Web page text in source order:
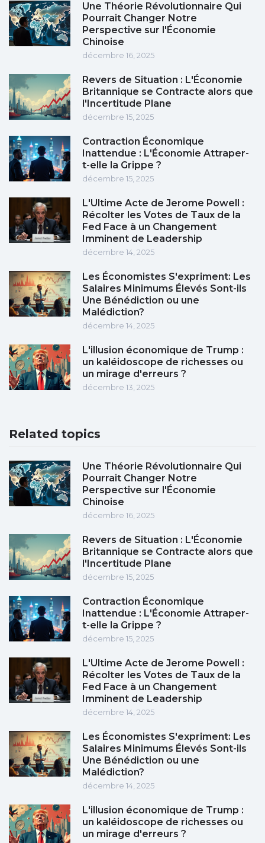
Une Théorie Révolutionnaire Qui
Pourrait Changer Notre
Perspective sur l'Économie
Chinoise
décembre 16, 2025
Revers de Situation : L'Économie
Britannique se Contracte alors que
l'Incertitude Plane
décembre 15, 2025
Contraction Économique
Inattendue : L'Économie Attraper-
t-elle la Grippe ?
décembre 15, 2025
L'Ultime Acte de Jerome Powell :
Récolter les Votes de Taux de la
Fed Face à un Changement
Imminent de Leadership
décembre 14, 2025
Les Économistes S'expriment: Les
Salaires Minimums Élevés Sont-ils
Une Bénédiction ou une
Malédiction?
décembre 14, 2025
L'illusion économique de Trump :
un kaléidoscope de richesses ou
un mirage d'erreurs ?
décembre 13, 2025
Related topics
Une Théorie Révolutionnaire Qui
Pourrait Changer Notre
Perspective sur l'Économie
Chinoise
décembre 16, 2025
Revers de Situation : L'Économie
Britannique se Contracte alors que
l'Incertitude Plane
décembre 15, 2025
Contraction Économique
Inattendue : L'Économie Attraper-
t-elle la Grippe ?
décembre 15, 2025
L'Ultime Acte de Jerome Powell :
Récolter les Votes de Taux de la
Fed Face à un Changement
Imminent de Leadership
décembre 14, 2025
Les Économistes S'expriment: Les
Salaires Minimums Élevés Sont-ils
Une Bénédiction ou une
Malédiction?
décembre 14, 2025
L'illusion économique de Trump :
un kaléidoscope de richesses ou
un mirage d'erreurs ?